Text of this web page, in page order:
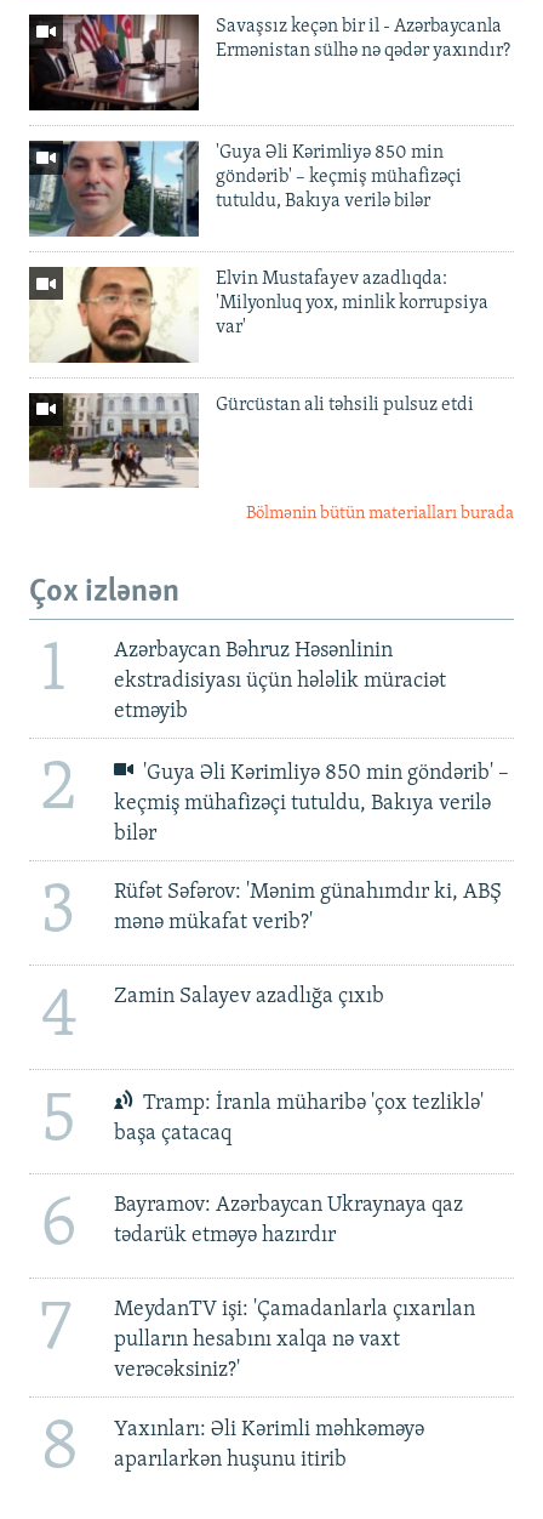
Savaşsız keçən bir il - Azərbaycanla
Ermənistan sülhə nə qədər yaxındır?
'Guya Əli Kərimliyə 850 min
göndərib' – keçmiş mühafizəçi
tutuldu, Bakıya verilə bilər
Elvin Mustafayev azadlıqda:
'Milyonluq yox, minlik korrupsiya
var'
Gürcüstan ali təhsili pulsuz etdi
Bölmənin bütün materialları burada
Çox izlənən
1
Azərbaycan Bəhruz Həsənlinin
ekstradisiyası üçün hələlik müraciət
etməyib
2
'Guya Əli Kərimliyə 850 min göndərib' –
keçmiş mühafizəçi tutuldu, Bakıya verilə
bilər
3
Rüfət Səfərov: 'Mənim günahımdır ki, ABŞ
mənə mükafat verib?'
4 Zamin Salayev azadlığa çıxıb
5
Tramp: İranla müharibə 'çox tezliklə'
başa çatacaq
6
Bayramov: Azərbaycan Ukraynaya qaz
tədarük etməyə hazırdır
7
MeydanTV işi: 'Çamadanlarla çıxarılan
pulların hesabını xalqa nə vaxt
verəcəksiniz?'
8
Yaxınları: Əli Kərimli məhkəməyə
aparılarkən huşunu itirib